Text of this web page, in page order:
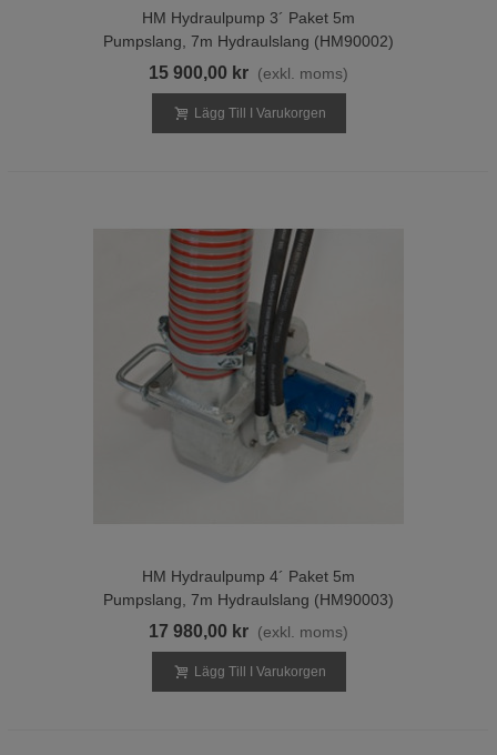
HM Hydraulpump 3´ Paket 5m
Pumpslang, 7m Hydraulslang (HM90002)
15 900,00 kr (exkl. moms)
Lägg Till I Varukorgen
HM Hydraulpump 4´ Paket 5m
Pumpslang, 7m Hydraulslang (HM90003)
17 980,00 kr (exkl. moms)
Lägg Till I Varukorgen